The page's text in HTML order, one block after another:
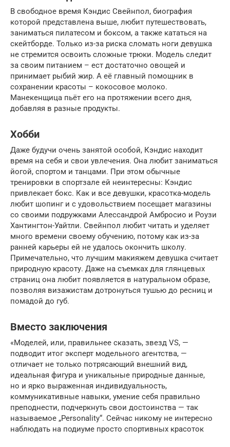
В свободное время Кэндис Свейнпол, биография
которой представлена выше, любит путешествовать,
заниматься пилатесом и боксом, а также кататься на
скейтборде. Только из-за риска сломать ноги девушка
не стремится освоить сложные трюки. Модель следит
за своим питанием – ест достаточно овощей и
принимает рыбий жир. А её главный помощник в
сохранении красоты – кокосовое молоко.
Манекенщица пьёт его на протяжении всего дня,
добавляя в разные продукты.
Хобби
Даже будучи очень занятой особой, Кэндис находит
время на себя и свои увлечения. Она любит заниматься
йогой, спортом и танцами. При этом обычные
тренировки в спортзале ей неинтересны: Кэндис
привлекает бокс. Как и все девушки, красотка-модель
любит шопинг и с удовольствием посещает магазины
со своими подружками Алессандрой Амбросио и Роузи
Хантингтон-Уайтли. Свейнпол любит читать и уделяет
много времени своему обучению, потому как из-за
ранней карьеры ей не удалось окончить школу.
Примечательно, что лучшим макияжем девушка считает
природную красоту. Даже на съемках для глянцевых
страниц она любит появляется в натуральном образе,
позволяя визажистам дотронуться тушью до ресниц и
помадой до губ.
Вместо заключения
«Моделей, или, правильнее сказать, звезд VS, —
подводит итог эксперт модельного агентства, —
отличает не только потрясающий внешний вид,
идеальная фигура и уникальные природные данные,
но и ярко выраженная индивидуальность,
коммуникативные навыки, умение себя правильно
преподнести, подчеркнуть свои достоинства — так
называемое „Personality“. Сейчас никому не интересно
наблюдать на подиуме просто спортивных красоток